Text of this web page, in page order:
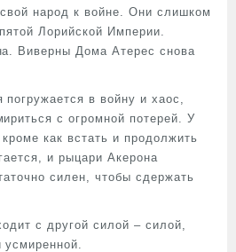
народ к войне. Они слишком
Лорийской Империи.
Виверны Дома Атерес снова
погружается в войну и хаос,
с огромной потерей. У
как встать и продолжить
и рыцари Акерона
силен, чтобы сдержать
с другой силой – силой,
усмиренной.